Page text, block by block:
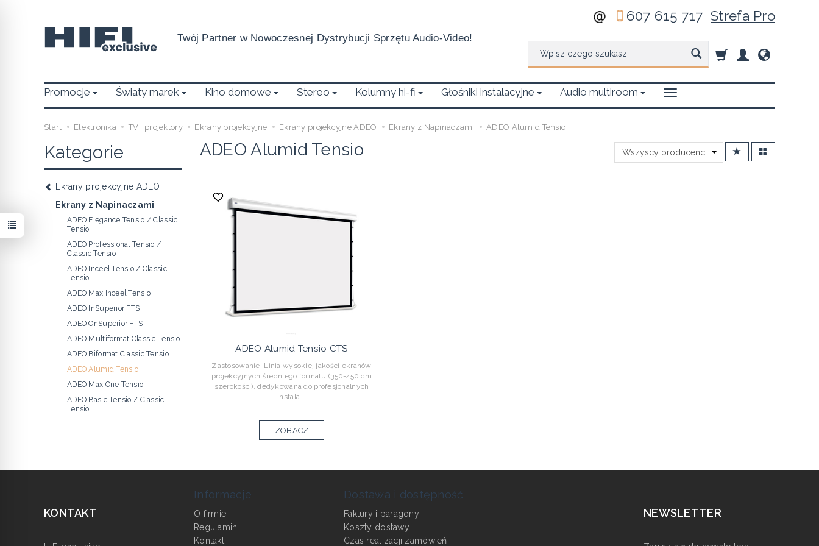
Twój Partner w Nowoczesnej Dystrybucji Sprzętu Audio-Video!
607 615 717Strefa Pro
Promocje Światy marek Kino domowe Stereo Kolumny hi-fi Głośniki instalacyjne Audio multiroom
Start Elektronika TV i projektory Ekrany projekcyjne Ekrany projekcyjne ADEO Ekrany z Napinaczami ADEO Alumid Tensio
ADEO Alumid Tensio
ADEO Alumid Tensio CTS
Zastosowanie: Linia wysokiej jakości ekranów
projekcyjnych średniego formatu (350-450 cm
szerokości), dedykowana do profesjonalnych
instala...
ZOBACZ
Kategorie
Ekrany projekcyjne ADEO
Ekrany z Napinaczami
ADEO Elegance Tensio / Classic
Tensio
ADEO Professional Tensio /
Classic Tensio
ADEO Inceel Tensio / Classic
Tensio
ADEO Max Inceel Tensio
ADEO InSuperior FTS
ADEO OnSuperior FTS
ADEO Multiformat Classic Tensio
ADEO Biformat Classic Tensio
ADEO Alumid Tensio
ADEO Max One Tensio
ADEO Basic Tensio / Classic
Tensio
KONTAKT
Informacje
O firmie
Regulamin
Kontakt
Dostawa i dostępność
Faktury i paragony
Koszty dostawy
Czas realizacji zamówień
NEWSLETTER